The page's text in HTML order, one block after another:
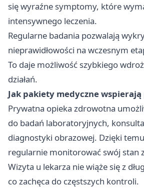
się wyraźne symptomy, które
intensywnego leczenia.
Regularne badania pozwalają
nieprawidłowości na wczesnym
To daje możliwość szybkiego
działań.
Jak pakiety medyczne
Prywatna opieka zdrowotna
do badań laboratoryjnych,
diagnostyki obrazowej. Dzięki
regularnie monitorować swój stan
Wizyta u lekarza nie wiąże się z
co zachęca do częstszych kontroli.